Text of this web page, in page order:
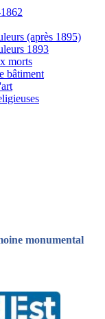
(après 1895)
1893
morts
bâtiment
monumental